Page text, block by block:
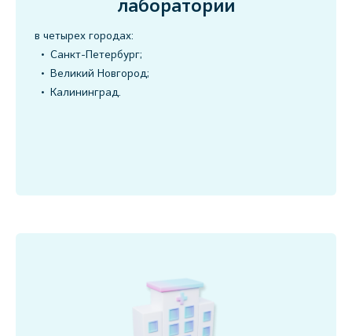
лаборатории
в четырех городах:
Санкт-Петербург;
Великий Новгород;
Калининград.